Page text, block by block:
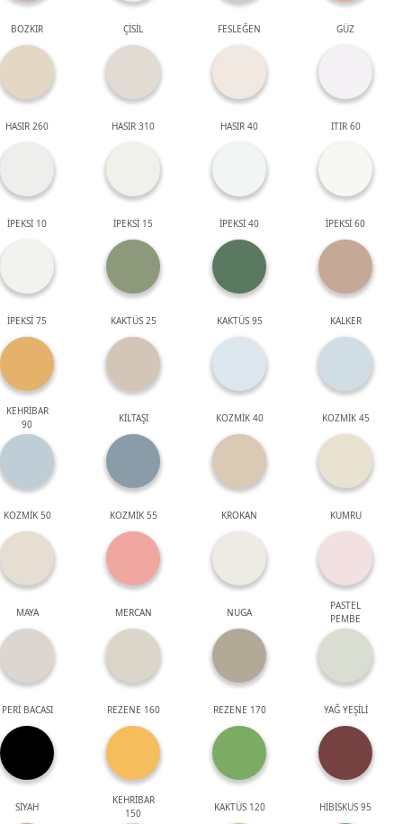
BOZKIR ÇİSİL FESLEĞEN GÜZ
HASIR 260 HASIR 310 HASIR 40 ITIR 60
İPEKSİ 10 İPEKSİ 15 İPEKSİ 40 İPEKSİ 60
İPEKSİ 75 KAKTÜS 25 KAKTÜS 95 KALKER
KEHRİBAR
90
KİLTAŞI KOZMİK 40 KOZMİK 45
KOZMİK 50 KOZMİK 55 KROKAN KUMRU
MAYA MERCAN NUGA
PASTEL
PEMBE
PERİ BACASI REZENE 160 REZENE 170 YAĞ YEŞİLİ
SİYAH
KEHRİBAR
150
KAKTÜS 120 HİBİSKUS 95